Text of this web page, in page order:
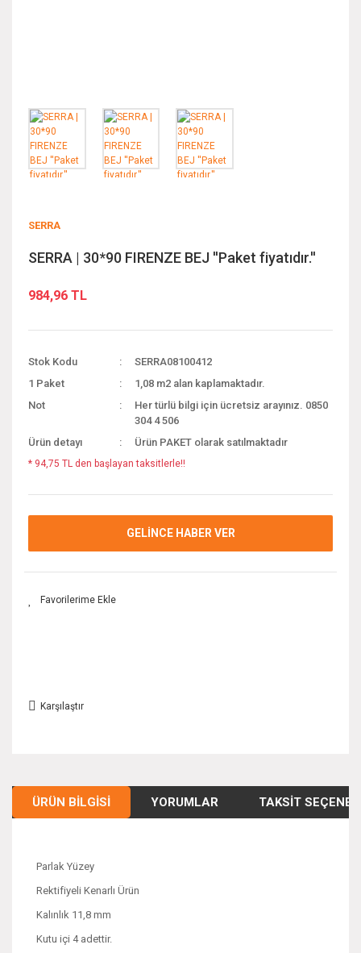
SERRA
SERRA | 30*90 FIRENZE BEJ ''Paket fiyatıdır.''
984,96 TL
Stok Kodu
SERRA08100412
1 Paket
1,08 m2 alan kaplamaktadır.
Not
Her türlü bilgi için ücretsiz arayınız. 0850
304 4 506
Ürün detayı
Ürün PAKET olarak satılmaktadır
* 94,75 TL den başlayan taksitlerle!!
GELİNCE HABER VER
Karşılaştır
ÜRÜN BILGISI YORUMLAR TAKSIT
Parlak Yüzey
Rektifiyeli Kenarlı Ürün
Kalınlık 11,8 mm
Kutu içi 4 adettir.